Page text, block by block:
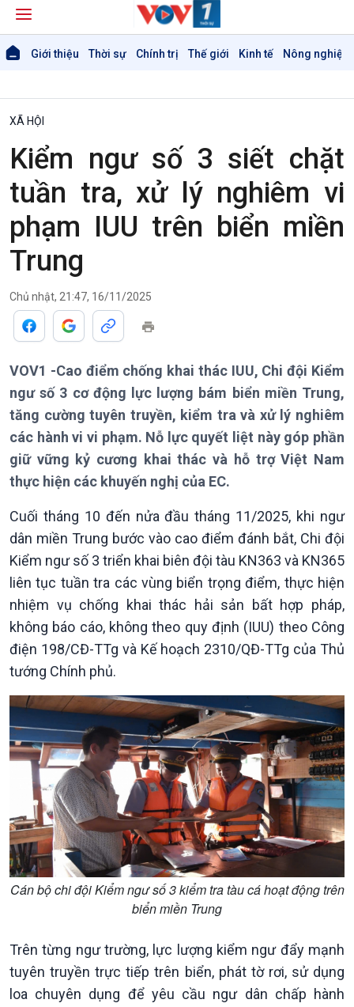
Giới thiệu Thời sự Chính trị Thế giới Kinh tế Nông nghiệp
Giới thiệu
Thời sự 6h
Thời sự 12h
Thời sự 18h
Thời sự 21h30
Bản tin
Chuyên mục
Theo dòng Thời sự
Tin Chính trị
Chính phủ với người dân
Quốc hội với cử tri
Xây dựng đảng
Đảng trong cuộc sống
Nhận diện sự thật
Pháp luật và đời sống
Tin thế giới
Vấn đề quốc tế
Hồ sơ sự kiện quốc tế
Thế giới & Việt Nam
Biên cương - Một dải vững
bền
XÃ HỘI
Kiểm ngư số 3 siết chặt
tuần tra, xử lý nghiêm vi
phạm IUU trên biển miền
Trung
Chủ nhật, 21:47, 16/11/2025
VOV1 -Cao điểm chống khai thác IUU, Chi đội Kiểm
ngư số 3 cơ động lực lượng bám biển miền Trung,
tăng cường tuyên truyền, kiểm tra và xử lý nghiêm
các hành vi vi phạm. Nỗ lực quyết liệt này góp phần
giữ vững kỷ cương khai thác và hỗ trợ Việt Nam
thực hiện các khuyến nghị của EC.
Cuối tháng 10 đến nửa đầu tháng 11/2025, khi ngư
dân miền Trung bước vào cao điểm đánh bắt, Chi đội
Kiểm ngư số 3 triển khai biên đội tàu KN363 và KN365
liên tục tuần tra các vùng biển trọng điểm, thực hiện
nhiệm vụ chống khai thác hải sản bất hợp pháp,
không báo cáo, không theo quy định (IUU) theo Công
điện 198/CĐ-TTg và Kế hoạch 2310/QĐ-TTg của Thủ
tướng Chính phủ.
Cán bộ chi đội Kiểm ngư số 3 kiểm tra tàu cá hoạt động trên
biển miền Trung
Trên từng ngư trường, lực lượng kiểm ngư đẩy mạnh
tuyên truyền trực tiếp trên biển, phát tờ rơi, sử dụng
loa chuyên dụng để yêu cầu ngư dân chấp hành